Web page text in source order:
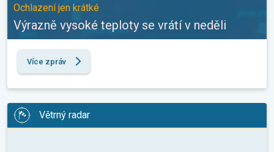
Ochlazení jen krátké
Výrazně vysoké teploty se vrátí v neděli
Více zpráv
Větrný radar